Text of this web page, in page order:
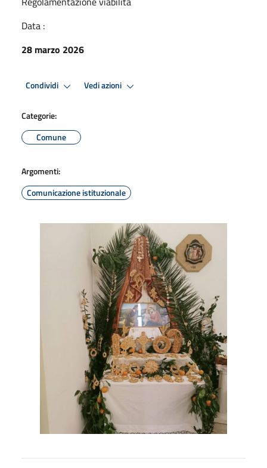
Data :
28 marzo 2026
Condividi Vedi azioni
Categorie:
Comune
Argomenti:
Comunicazione istituzionale